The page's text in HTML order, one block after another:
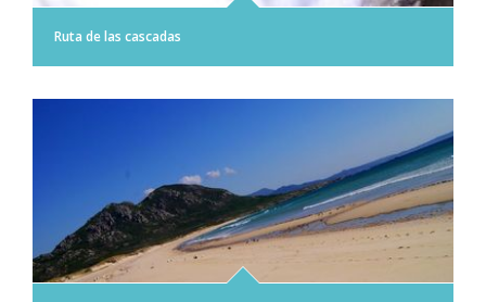
Ruta de las cascadas